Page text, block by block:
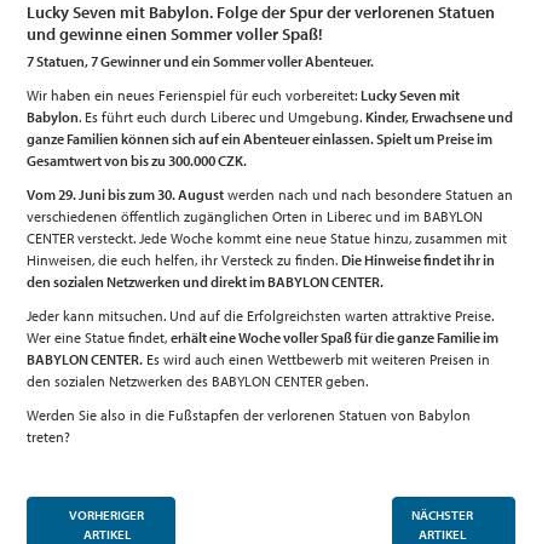
Lucky Seven mit Babylon. Folge der Spur der verlorenen Statuen
und gewinne einen Sommer voller Spaß!
7 Statuen, 7 Gewinner und ein Sommer voller Abenteuer.
Wir haben ein neues Ferienspiel für euch vorbereitet:Lucky Seven mit
Babylon. Es führt euch durch Liberec und Umgebung.Kinder, Erwachsene und
ganze Familien können sich auf ein Abenteuer einlassen. Spielt um Preise im
Gesamtwert von bis zu 300.000 CZK.
Vom 29. Juni bis zum 30. August werden nach und nach besondere Statuen an
verschiedenen öffentlich zugänglichen Orten in Liberec und im BABYLON
CENTER versteckt. Jede Woche kommt eine neue Statue hinzu, zusammen mit
Hinweisen, die euch helfen, ihr Versteck zu finden.Die Hinweise findet ihr in
den sozialen Netzwerken und direkt im BABYLON CENTER.
Jeder kann mitsuchen. Und auf die Erfolgreichsten warten attraktive Preise.
Wer eine Statue findet,erhält eine Woche voller Spaß für die ganze Familie im
BABYLON CENTER. Es wird auch einen Wettbewerb mit weiteren Preisen in
den sozialen Netzwerken des BABYLON CENTER geben.
Werden Sie also in die Fußstapfen der verlorenen Statuen von Babylon
treten?
NÄCHSTER
ARTIKEL
VORHERIGER
ARTIKEL